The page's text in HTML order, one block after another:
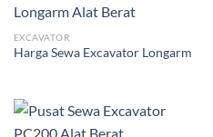
EXCAVATOR
Harga Sewa Excavator Longarm